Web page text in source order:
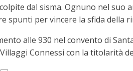
dal sisma. Ognuno nel suo
spunti per vincere la sfida della
alle 930 nel convento di
Connessi con la titolarità